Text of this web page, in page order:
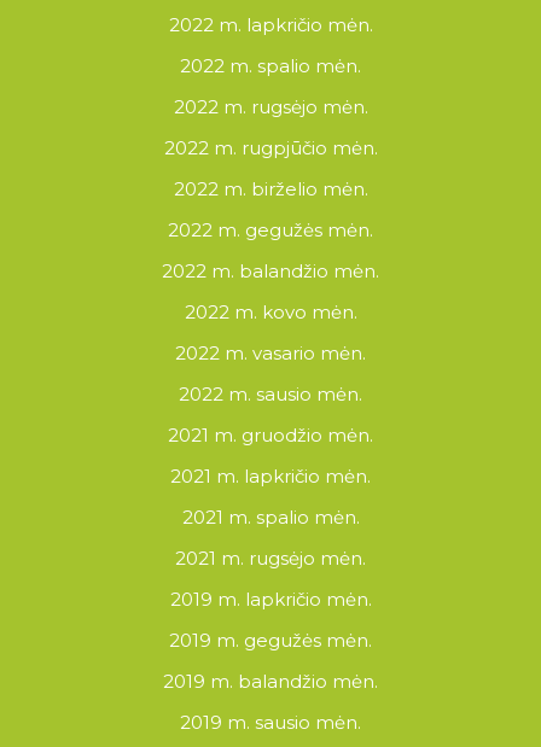
2022 m. lapkričio mėn.
2022 m. spalio mėn.
2022 m. rugsėjo mėn.
2022 m. rugpjūčio mėn.
2022 m. birželio mėn.
2022 m. gegužės mėn.
2022 m. balandžio mėn.
2022 m. kovo mėn.
2022 m. vasario mėn.
2022 m. sausio mėn.
2021 m. gruodžio mėn.
2021 m. lapkričio mėn.
2021 m. spalio mėn.
2021 m. rugsėjo mėn.
2019 m. lapkričio mėn.
2019 m. gegužės mėn.
2019 m. balandžio mėn.
2019 m. sausio mėn.